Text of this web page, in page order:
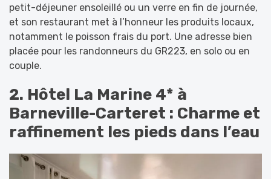
petit-déjeuner ensoleillé ou un verre en fin de journée,
et son restaurant met à l’honneur les produits locaux,
notamment le poisson frais du port. Une adresse bien
placée pour les randonneurs du GR223, en solo ou en
couple.
2. Hôtel La Marine 4* à
Barneville-Carteret : Charme et
raffinement les pieds dans l’eau